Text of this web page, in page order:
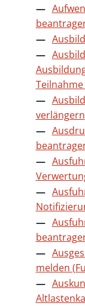
verlängern
melden